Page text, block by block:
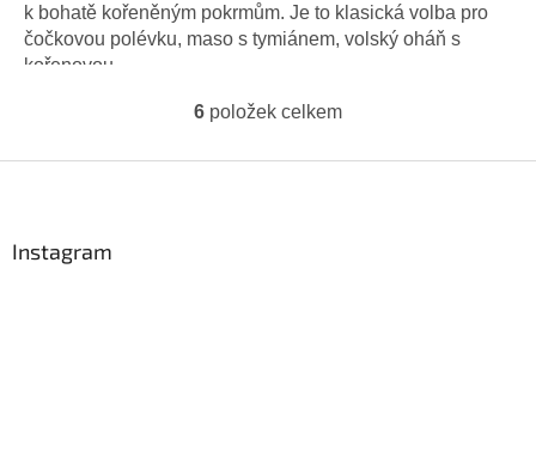
k bohatě kořeněným pokrmům. Je to klasická volba pro
čočkovou polévku, maso s tymiánem, volský oháň s
kořenovou...
O
l
6 položek celkem
Instagram